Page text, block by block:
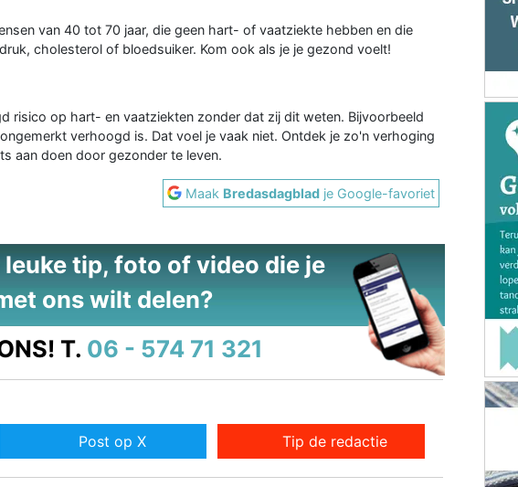
van 40 tot 70 jaar, die geen hart- of vaatziekte hebben en die
cholesterol of bloedsuiker. Kom ook als je je gezond voelt!
risico op hart- en vaatziekten zonder dat zij dit weten. Bijvoorbeeld
verhoogd is. Dat voel je vaak niet. Ontdek je zo'n verhoging
aan doen door gezonder te leven.
Maak Bredasdagblad je Google-favoriet
leuke tip, foto of video die je
ons wilt delen?
T. 06 - 574 71 321
Post op X Tip de redactie